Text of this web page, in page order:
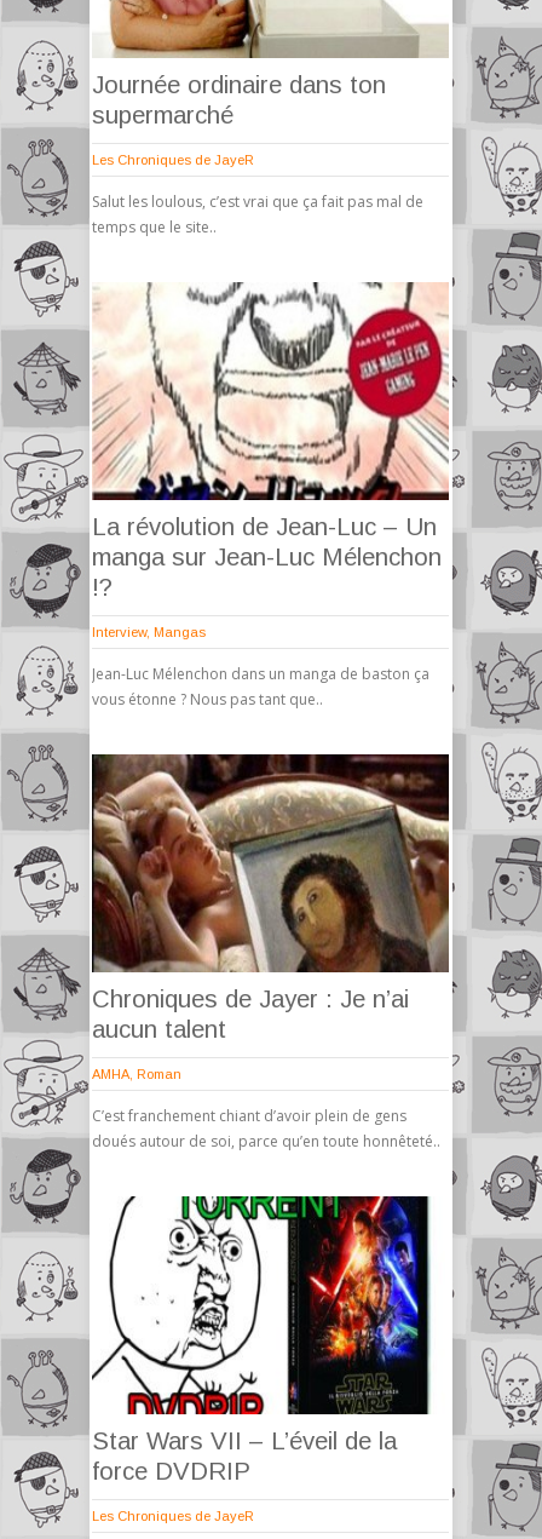
Journée ordinaire dans ton
supermarché
Les Chroniques de JayeR
Salut les loulous, c’est vrai que ça fait pas mal de
temps que le site..
La révolution de Jean-Luc – Un
manga sur Jean-Luc Mélenchon
!?
Interview, Mangas
Jean-Luc Mélenchon dans un manga de baston ça
vous étonne ? Nous pas tant que..
Chroniques de Jayer : Je n’ai
aucun talent
AMHA Roman
C’est franchement chiant d’avoir plein de gens
doués autour de soi, parce qu’en toute honnêteté..
Star Wars VII – L’éveil de la
force DVDRIP
Les Chroniques de JayeR